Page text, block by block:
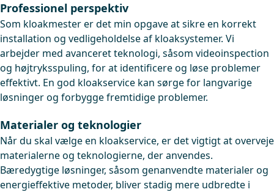
Professionel perspektiv
Som kloakmester er det min opgave at sikre en korrekt
installation og vedligeholdelse af kloaksystemer. Vi
arbejder med avanceret teknologi, såsom videoinspection
og højtryksspuling, for at identificere og løse problemer
effektivt. En god kloakservice kan sørge for langvarige
løsninger og forbygge fremtidige problemer.
Materialer og teknologier
Når du skal vælge en kloakservice, er det vigtigt at overveje
materialerne og teknologierne, der anvendes.
Bæredygtige løsninger, såsom genanvendte materialer og
energieffektive metoder, bliver stadig mere udbredte i